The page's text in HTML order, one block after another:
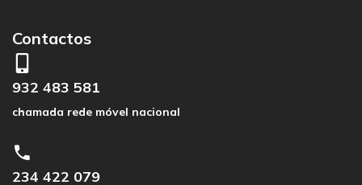
Contactos
932 483 581
chamada rede móvel nacional
234 422 079